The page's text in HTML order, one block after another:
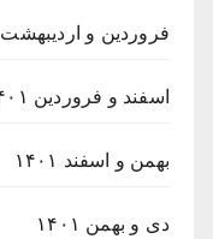
فروردین و اردیبهشت ۱۴۰۲
اسفند و فروردین ۱۴۰۱
بهمن و اسفند ۱۴۰۱
دی و بهمن ۱۴۰۱